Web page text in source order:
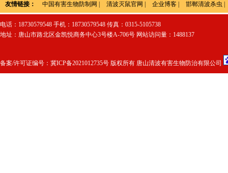
友情链接： 中国有害生物防制网 清波灭鼠官网 企业博客 邯郸清波杀虫
电话：18730579548 手机：18730579548 传真：0315-5105738
地址：唐山市路北区金凯悦商务中心3号楼A-706号 网站访问量：1488137
备案/许可证编号： 冀ICP备2021012735号 版权所有 唐山清波有害生物防治有限公司